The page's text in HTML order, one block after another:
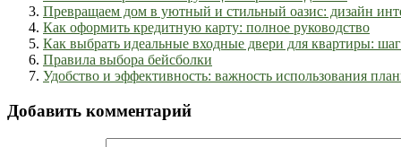
Превращаем дом в уютный и стильный оазис: дизайн
Как оформить кредитную карту: полное руководство
Как выбрать идеальные входные двери для квартиры:
Правила выбора бейсболки
Удобство и эффективность: важность использования
Добавить комментарий